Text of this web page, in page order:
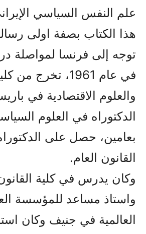
علم النفس السياسي
هذا الكتاب بصفة اولى
توجه إلى فرنسا لمواصلة
في عام 1961، تخرج
والعلوم الاقتصادية في
الدكتوراه في العلوم
بعامين، حصل على
القانون العام.
وكان يدرس في كلية
واستاذ مساعد للمؤسسة
العالمية في جنيف وكان